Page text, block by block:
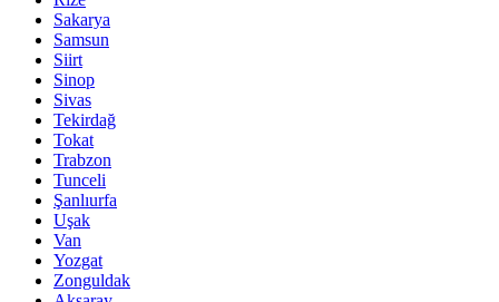
Sakarya
Samsun
Siirt
Sinop
Sivas
Tekirdağ
Tokat
Trabzon
Tunceli
Şanlıurfa
Uşak
Van
Yozgat
Zonguldak